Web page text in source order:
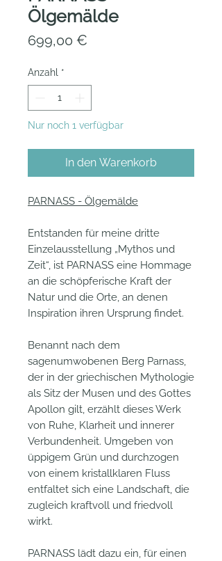
Ölgemälde
699,00 €
Anzahl *
Nur noch 1 verfügbar
In den Warenkorb
PARNASS - Ölgemälde
Entstanden für meine dritte
Einzelausstellung „Mythos und
Zeit“, ist PARNASS eine Hommage
an die schöpferische Kraft der
Natur und die Orte, an denen
Inspiration ihren Ursprung findet.
Benannt nach dem
sagenumwobenen Berg Parnass,
der in der griechischen Mythologie
als Sitz der Musen und des Gottes
Apollon gilt, erzählt dieses Werk
von Ruhe, Klarheit und innerer
Verbundenheit. Umgeben von
üppigem Grün und durchzogen
von einem kristallklaren Fluss
entfaltet sich eine Landschaft, die
zugleich kraftvoll und friedvoll
wirkt.
PARNASS lädt dazu ein, für einen